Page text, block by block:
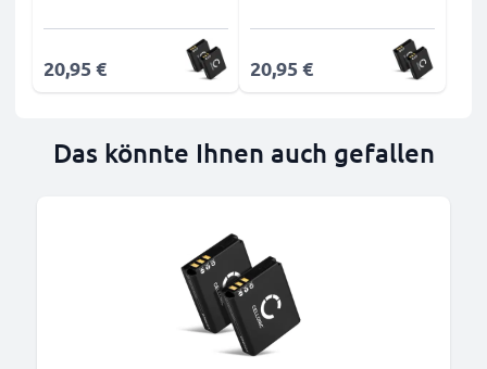
20,95 € 20,95 €
Das könnte Ihnen auch gefallen